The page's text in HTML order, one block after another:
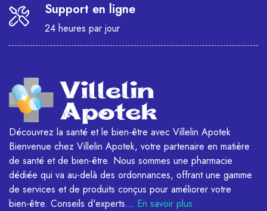
Support en ligne
24 heures par jour
Découvrez la santé et le bien-être avec Villelin Apotek
Bienvenue chez Villelin Apotek, votre partenaire en matière
de santé et de bien-être. Nous sommes une pharmacie
dédiée qui va au-delà des ordonnances, offrant une gamme
de services et de produits conçus pour améliorer votre
bien-être. Conseils d'experts... En savoir plus